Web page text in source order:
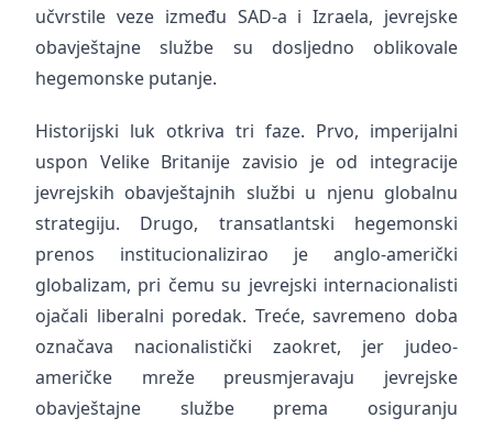
učvrstile veze između SAD-a i Izraela, jevrejske
obavještajne službe su dosljedno oblikovale
hegemonske putanje.
Historijski luk otkriva tri faze. Prvo, imperijalni
uspon Velike Britanije zavisio je od integracije
jevrejskih obavještajnih službi u njenu globalnu
strategiju. Drugo, transatlantski hegemonski
prenos institucionalizirao je anglo-američki
globalizam, pri čemu su jevrejski internacionalisti
ojačali liberalni poredak. Treće, savremeno doba
označava nacionalistički zaokret, jer judeo-
američke mreže preusmjeravaju jevrejske
obavještajne službe prema osiguranju